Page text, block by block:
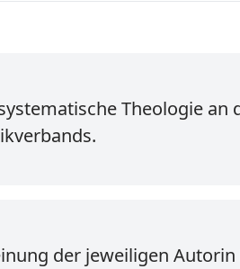
Theologie
der jeweiligen Autorin